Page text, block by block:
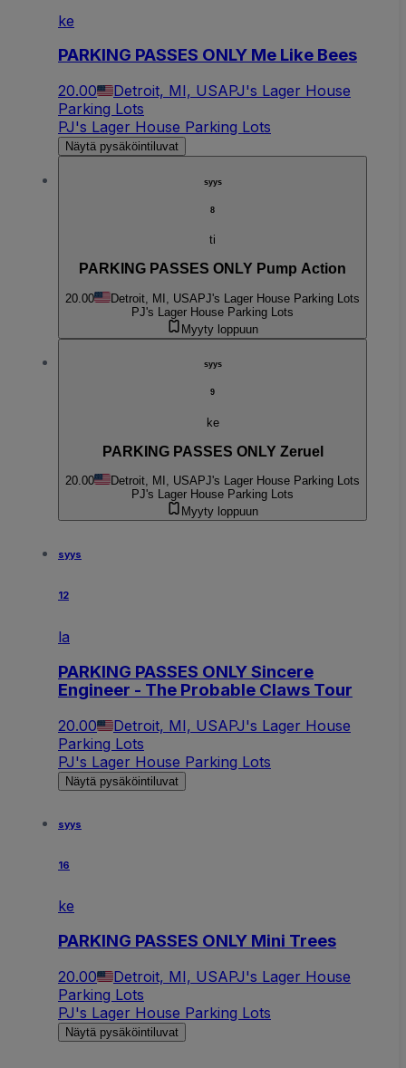
ke
PARKING PASSES ONLY Me Like Bees
20.00 Detroit, MI, USAPJ's Lager House
Parking Lots
PJ's Lager House Parking Lots
Näytä pysäköintiluvat
syys
8
ti
PARKING PASSES ONLY Pump Action
20.00 Detroit, MI, USAPJ's Lager House Parking Lots
PJ's Lager House Parking Lots
Myyty loppuun
syys
9
ke
PARKING PASSES ONLY Zeruel
20.00 Detroit, MI, USAPJ's Lager House Parking Lots
PJ's Lager House Parking Lots
Myyty loppuun
syys
12
la
PARKING PASSES ONLY Sincere
Engineer - The Probable Claws Tour
20.00 Detroit, MI, USAPJ's Lager House
Parking Lots
PJ's Lager House Parking Lots
Näytä pysäköintiluvat
syys
16
ke
PARKING PASSES ONLY Mini Trees
20.00 Detroit, MI, USAPJ's Lager House
Parking Lots
PJ's Lager House Parking Lots
Näytä pysäköintiluvat